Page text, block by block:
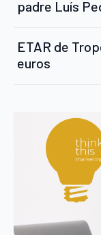
padre Luís
ETAR de
euros